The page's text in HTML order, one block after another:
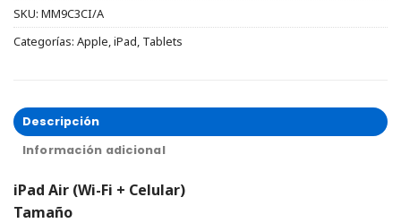
SKU: MM9C3CI/A
Categorías: Apple,iPad, Tablets
Descripción
Información adicional
iPad Air (Wi-Fi + Celular)
Tamaño